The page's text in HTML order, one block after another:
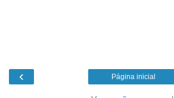
‹ Página inicial